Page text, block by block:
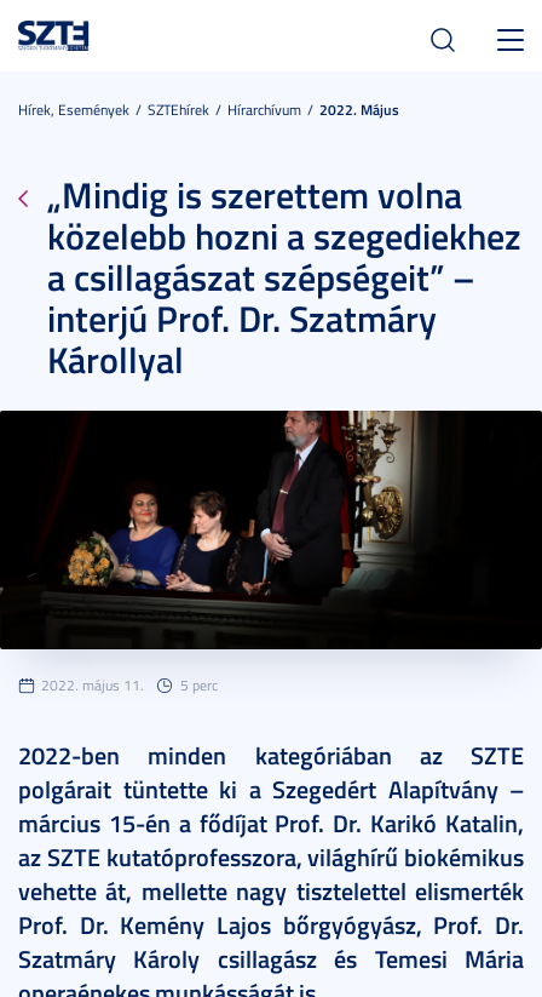
Hírek, Események SZTEhírek Hírarchívum 2022. Május
„Mindig is szerettem volna
közelebb hozni a szegediekhez
a csillagászat szépségeit” –
interjú Prof. Dr. Szatmáry
Károllyal
2022. május 11. 5 perc
2022-ben minden kategóriában az SZTE
polgárait tüntette ki a Szegedért Alapítvány –
március 15-én a fődíjat Prof. Dr. Karikó Katalin,
az SZTE kutatóprofesszora, világhírű biokémikus
vehette át, mellette nagy tisztelettel elismerték
Prof. Dr. Kemény Lajos bőrgyógyász, Prof. Dr.
Szatmáry Károly csillagász és Temesi Mária